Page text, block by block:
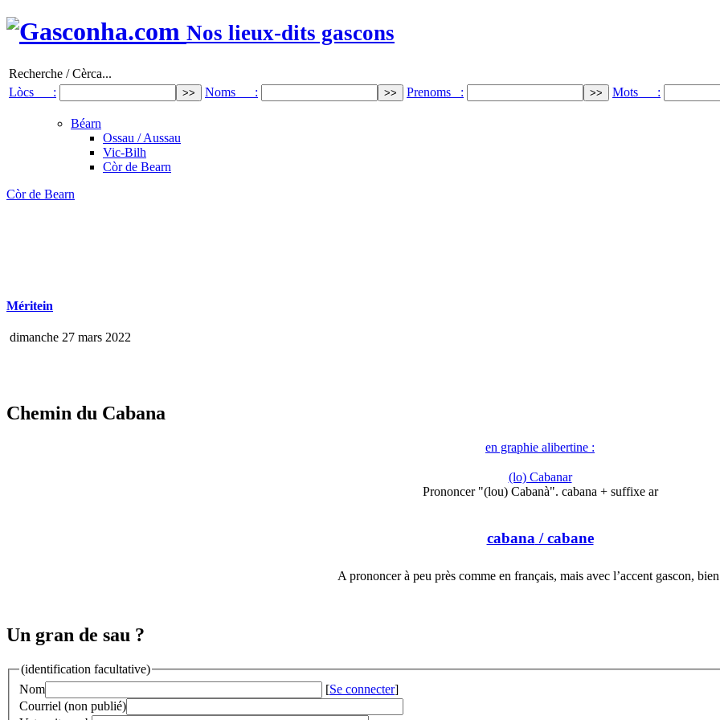
Nos lieux-dits gascons
Recherche / Cèrca...
Lòcs :
Noms : Prenoms : Mots :
Béarn
Ossau / Aussau
Vic-Bilh
Còr de Bearn
Còr de Bearn
Méritein
dimanche 27 mars 2022
Chemin du Cabana
en graphie alibertine :
(lo) Cabanar
Prononcer "(lou) Cabanà". cabana + suffixe ar
cabana / cabane
A prononcer à peu près comme en français, mais avec l’accent gascon,
Un gran de sau ?
(identification facultative)
Nom
[Se connecter]
Courriel (non publié)